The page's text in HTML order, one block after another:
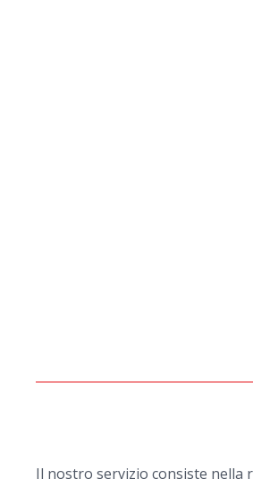
Il nostro servizio consiste nella